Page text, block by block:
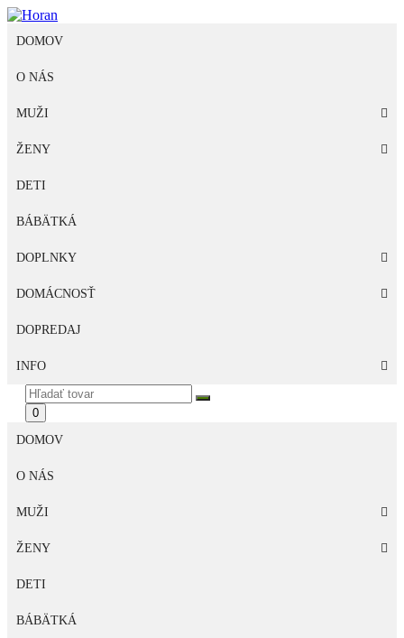
Skip
content
DOMOV
O NÁS
MUŽI
ŽENY
DETI
BÁBÄTKÁ
DOPLNKY
DOMÁCNOSŤ
DOPREDAJ
INFO
0
DOMOV
O NÁS
MUŽI
ŽENY
DETI
BÁBÄTKÁ